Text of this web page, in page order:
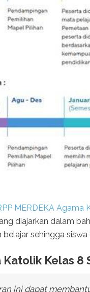
MERDEKA Agama
diajarkan dalam
belajar sehingga
Katolik Kelas
ini dapat